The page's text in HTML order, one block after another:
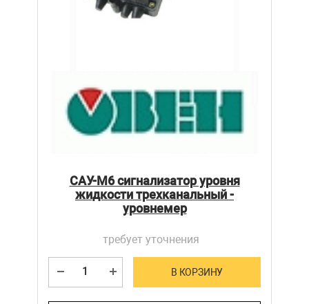
САУ-М6 сигнализатор уровня
жидкости трехканальный -
уровнемер
требует уточнения
В КОРЗИНУ